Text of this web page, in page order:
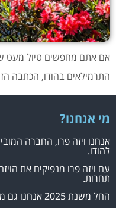
אם אתם מחפשים טיול מעט
התרמילאים בהודו, הכתבה
מי אנחנו?
אנחנו ויזה פרו, החברה
להודו.
עם ויזה פרו מנפיקים את
תחרות.
החל משנת 2025 אנחנו גם מנפיקים ויזות לאנגליה עבור ישראלים.